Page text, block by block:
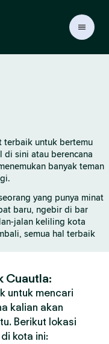
terbaik untuk bertemu
di sini atau berencana
banyak teman
yang punya minat
baru, ngebir di bar
jalan keliling kota
semua hal terbaik
Cuautla:
untuk mencari
kalian akan
Berikut lokasi
kota ini: